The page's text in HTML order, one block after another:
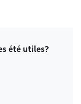
été utiles?